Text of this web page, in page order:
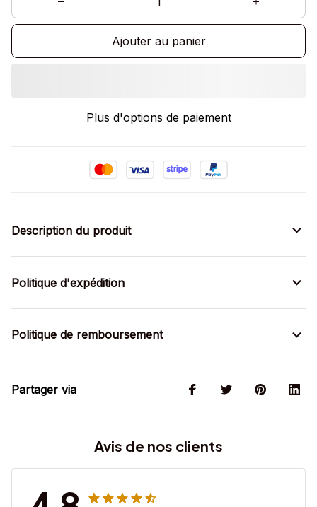
Ajouter au panier
Plus d'options de paiement
Description du produit
Politique d'expédition
Politique de remboursement
Partager via
Avis de nos clients